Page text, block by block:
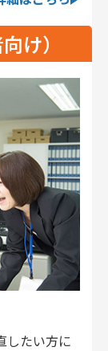
け）
したい方に